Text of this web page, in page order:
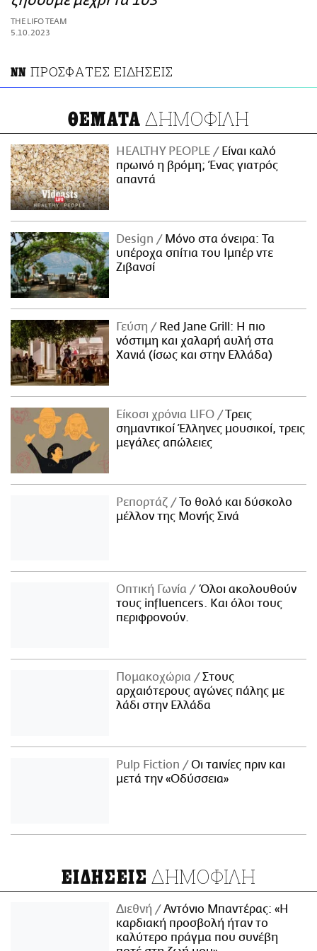
ΑΜΠΑ
PRINT
THE LIFO TEAM
5.10.2023
NN ΠΡΟΣΦΑΤΕΣ ΕΙΔΗΣΕΙΣ
ΘΕΜΑΤΑ ΔΗΜΟΦΙΛΗ
HEALTHY PEOPLE
Είναι καλό
πρωινό η βρόμη; Ένας γιατρός
απαντά
Design
Μόνο στα όνειρα: Τα
υπέροχα σπίτια του Ιμπέρ ντε
Ζιβανσί
Γεύση
Red Jane Grill: Η πιο
νόστιμη και χαλαρή αυλή στα
Χανιά (ίσως και στην Ελλάδα)
Είκοσι χρόνια LIFO
Tρεις
σημαντικοί Έλληνες μουσικοί, τρεις
μεγάλες απώλειες
Ρεπορτάζ
Το θολό και δύσκολο
μέλλον της Μονής Σινά
Οπτική Γωνία
Όλοι ακολουθούν
τους influencers. Και όλοι τους
περιφρονούν.
Πομακοχώρια
Στους
αρχαιότερους αγώνες πάλης με
λάδι στην Ελλάδα
Pulp Fiction
Οι ταινίες πριν και
μετά την «Οδύσσεια»
ΕΙΔΗΣΕΙΣ ΔΗΜΟΦΙΛΗ
Διεθνή
Αντόνιο Μπαντέρας: «Η
καρδιακή προσβολή ήταν το
καλύτερο πράγμα που συνέβη